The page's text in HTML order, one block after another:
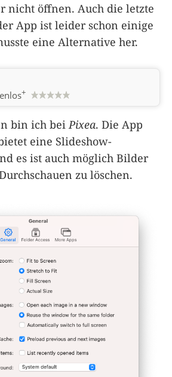
nicht öffnen. Auch die letzte
App ist leider schon einige
eine Alternative her.
+
bin ich beiPixea. Die App
eine Slideshow-
es ist auch möglich Bilder
zu löschen.